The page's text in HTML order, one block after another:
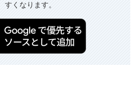
すくなります。